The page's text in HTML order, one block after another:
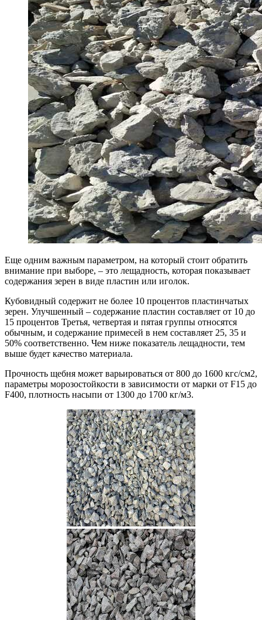
Еще одним важным параметром, на который стоит обратить
внимание при выборе, – это лещадность, которая показывает
содержания зерен в виде пластин или иголок.
Кубовидный содержит не более 10 процентов пластинчатых
зерен. Улучшенный – содержание пластин составляет от 10 до
15 процентов Третья, четвертая и пятая группы относятся
обычным, и содержание примесей в нем составляет 25, 35 и
50% соответственно. Чем ниже показатель лещадности, тем
выше будет качество материала.
Прочность щебня может варьироваться от 800 до 1600 кгс/см2,
параметры морозостойкости в зависимости от марки от F15 до
F400, плотность насыпи от 1300 до 1700 кг/м3.